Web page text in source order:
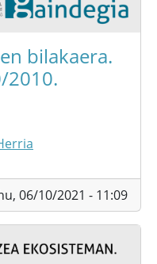
bilakaera.
2010.
06/10/2021 - 11:09